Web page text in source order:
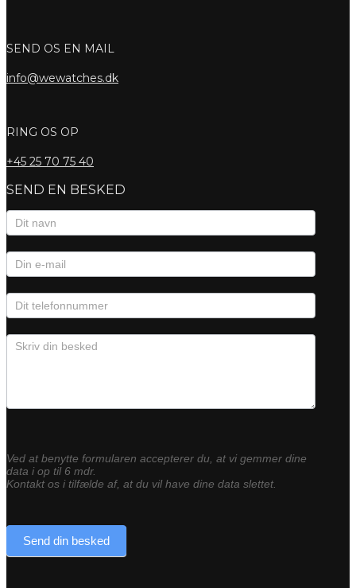
SEND OS EN MAIL
info@wewatches.dk
RING OS OP
+45 25 70 75 40
SEND EN BESKED
Kontaktformular
Ved at benytte formularen accepterer du, at vi gemmer dine
data i op til 6 mdr.
Kontakt os i tilfælde af, at du vil have dine data slettet.
Send din besked